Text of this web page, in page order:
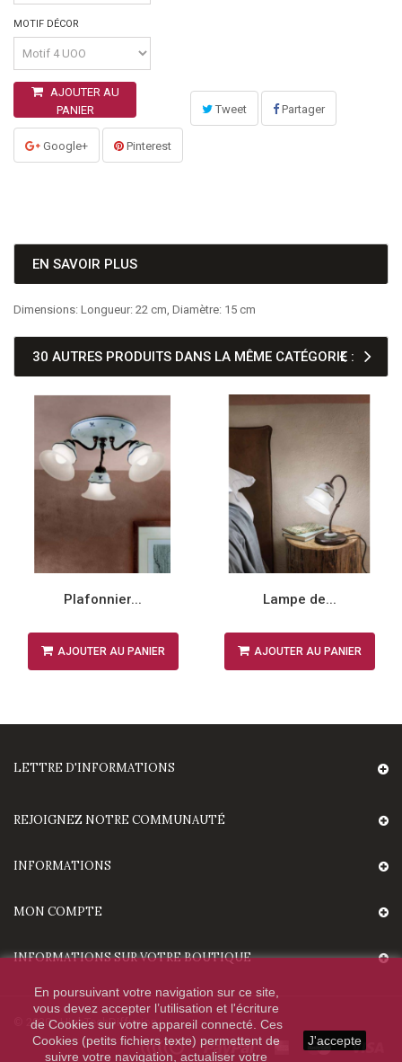
MOTIF DÉCOR
AJOUTER AU
PANIER
Tweet Partager
Google+ Pinterest
EN SAVOIR PLUS
Dimensions: Longueur: 22 cm, Diamètre: 15 cm
30 AUTRES PRODUITS DANS LA MÊME CATÉGORIE :
Plafonnier...
AJOUTER AU PANIER
Lampe de...
AJOUTER AU PANIER
LETTRE D'INFORMATIONS
REJOIGNEZ NOTRE COMMUNAUTÉ
INFORMATIONS
MON COMPTE
INFORMATIONS SUR VOTRE BOUTIQUE
En poursuivant votre navigation sur ce site,
vous devez accepter l’utilisation et l'écriture
de Cookies sur votre appareil connecté. Ces
Cookies (petits fichiers texte) permettent de
suivre votre navigation, actualiser votre
J'accepte
© 2020 - HighTechDiffusion.